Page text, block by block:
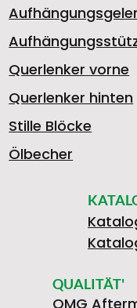
Querlenker vorne
Querlenker hinten
Stille Blöcke
Ölbecher
QUALITÄT'
OMG